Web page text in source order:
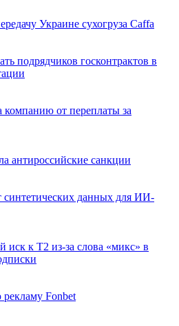
Украине сухогруза Caffa
подрядчиков госконтрактов в
компанию от переплаты за
антироссийские санкции
синтетических данных для ИИ-
иск к Т2 из-за слова «микс» в
Fonbet